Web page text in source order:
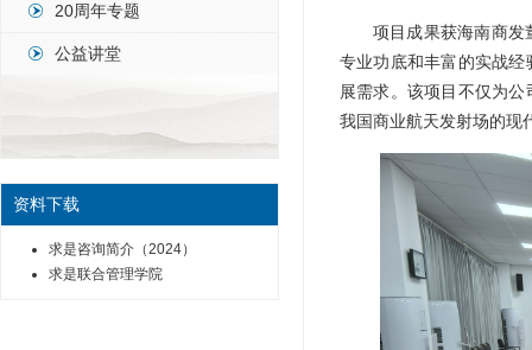
20周年专题
公益讲堂
资料下载
求是咨询简介（2024）
求是联合管理学院
项目成果获海南商发
专业功底和丰富的实战
展需求。该项目不仅为
我国商业航天发射场的